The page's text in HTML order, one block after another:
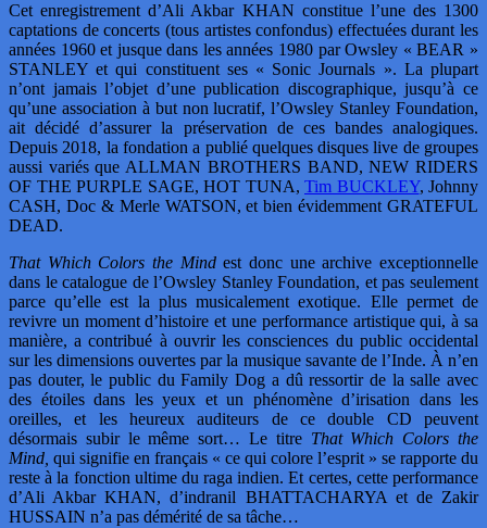
Cet enregistrement d’Ali Akbar KHAN constitue l’une des 1300
captations de concerts (tous artistes confondus) effectuées durant les
années 1960 et jusque dans les années 1980 par Owsley « BEAR »
STANLEY et qui constituent ses « Sonic Journals ». La plupart
n’ont jamais l’objet d’une publication discographique, jusqu’à ce
qu’une association à but non lucratif, l’Owsley Stanley Foundation,
ait décidé d’assurer la préservation de ces bandes analogiques.
Depuis 2018, la fondation a publié quelques disques live de groupes
aussi variés que ALLMAN BROTHERS BAND, NEW RIDERS
OF THE PURPLE SAGE, HOT TUNA, Tim BUCKLEY, Johnny
CASH, Doc & Merle WATSON, et bien évidemment GRATEFUL
DEAD.
That Which Colors the Mindest donc une archive exceptionnelle
dans le catalogue de l’Owsley Stanley Foundation, et pas seulement
parce qu’elle est la plus musicalement exotique. Elle permet de
revivre un moment d’histoire et une performance artistique qui, à sa
manière, a contribué à ouvrir les consciences du public occidental
sur les dimensions ouvertes par la musique savante de l’Inde. À n’en
pas douter, le public du Family Dog a dû ressortir de la salle avec
des étoiles dans les yeux et un phénomène d’irisation dans les
oreilles, et les heureux auditeurs de ce double CD peuvent
désormais subir le même sort… Le titre That Which Colors the
Mind, qui signifie en français « ce qui colore l’esprit » se rapporte du
reste à la fonction ultime du raga indien. Et certes, cette performance
d’Ali Akbar KHAN, d’indranil BHATTACHARYA et de Zakir
HUSSAIN n’a pas démérité de sa tâche…